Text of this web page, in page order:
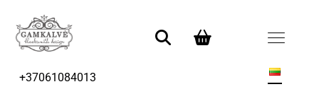
+37061084013